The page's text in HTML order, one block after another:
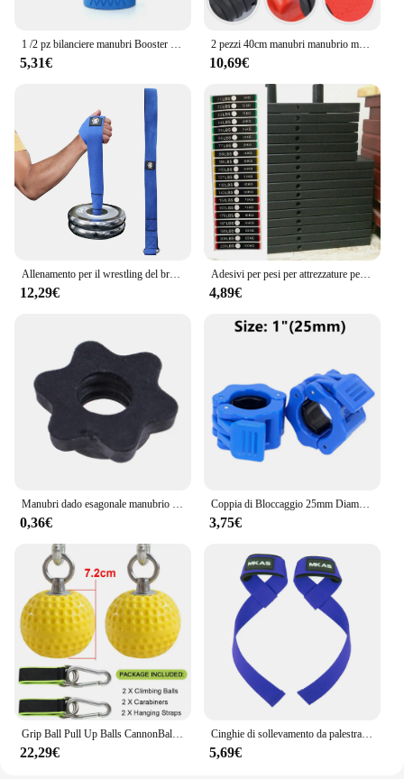
1 /2 pz bilanciere manubri Booster Grip attrezzature per il Fitness portatili accessori per attrezzature per il Fitness evitare lesioni aumento dell'attrito
5,31€
2 pezzi 40cm manubri manubrio maniglie accessori per sollevamento pesi per palestra bilancieri allenamento della forza ()
10,69€
Allenamento per il wrestling del braccio Cinghia di carico per bilancieri Braccio Dito Polso Esercitatore Rinforzo Allenamenti per la forza muscolare dell'avambraccio
12,29€
Adesivi per pesi per attrezzature per il fitness Etichette per blocchi di pesi per palestra Adesivi per numeri PP 119 * 18mm Accessori per utensili per bilancieri
4,89€
Manubri dado esagonale manubrio asta dado Spinlock collari per bilancieri Bar manubri raccordo Bar morsetti dado per allenamento della forza sport
0,36€
Coppia di Bloccaggio 25mm Diametro Barra Standard Manubri Bilanciere Collari Clip di Blocco Morsetto Sollevamento Pesi Palestra Fitness Bodybuilding
3,75€
Grip Ball Pull Up Balls CannonBall for Finger Trainer Hand Grip allenamento della forza muscoli del braccio bilancieri Gym Exerciser 7.2cm 9.7cm
22,29€
Cinghie di sollevamento da palestra guanti da Fitness fasce per le mani antiscivolo supporto per il polso per sollevamento pesi bilancieri Crossfit Fitness Powerlifting
5,69€